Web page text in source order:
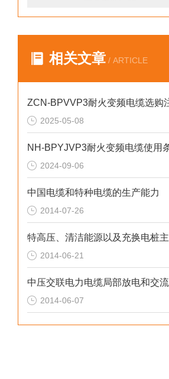
相关文章 / ARTICLE
2025-05-08
2024-09-06
中国电缆和特种电缆的生产能力
2014-07-26
特高压、清洁能源以及充换电桩
2014-06-21
2014-06-07